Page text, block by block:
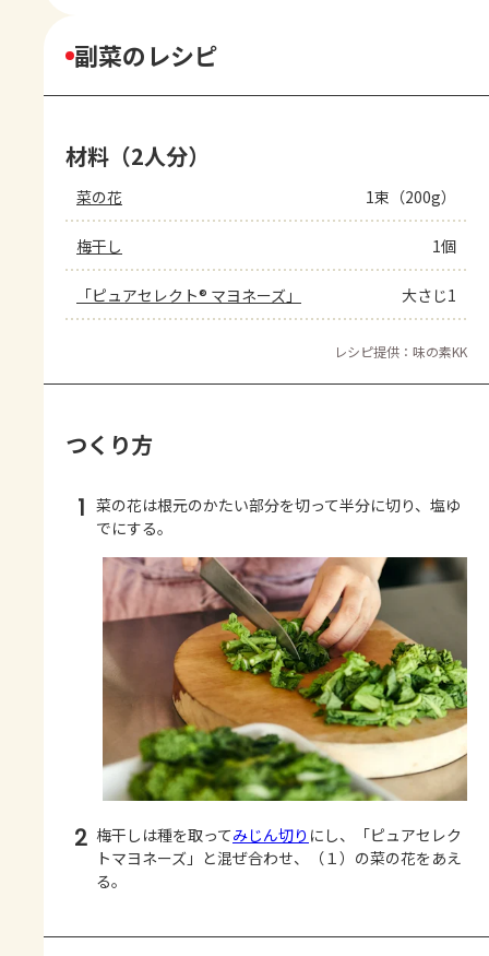
副菜のレシピ
材料（2人分）
菜の花 1束（200g）
梅干し 1個
「ピュアセレクト® マヨネーズ」 大さじ1
レシピ提供：味の素KK
つくり方
1 菜の花は根元のかたい部分を切って半分に切り、塩ゆ
でにする。
2 梅干しは種を取ってみじん切り にし、「ピュアセレク
トマヨネーズ」と混ぜ合わせ、（１）の菜の花をあえ
る。